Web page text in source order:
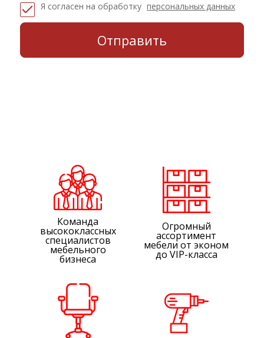
Я согласен на обработку персональных данных
Команда
высококлассных
специалистов
мебельного
бизнеса
Огромный
ассортимент
мебели от эконом
до VIP-класса